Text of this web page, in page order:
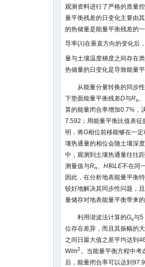
观测资料进行了严格的质量
量平衡残差的日变化主要由
的热储量是能量平衡残差的
导率(λ)在垂直方向的变化后
量与土壤温度梯度之间存在
热储量的日变化是导致能量
从能量分量转换的同步
下垫面能量平衡残差D与Rn、
算的能量闭合率增加0.7%，
7.592；用能量平衡比值表
明，将G相位前移能够在一
壤热通量的相位会随土壤深
中，观测到土壤热通量往往
测量值与Rn、 H和LE不在同
因此，在分析地表能量平衡
较好地解决其同步性问题，
量储存对地表能量平衡带来
利用谐波法计算的Gs与5
位存在差异，而且其振幅的
之间日最大值之差平均达到
W/m2。当能量平衡方程中考
后，能量闭合率可以达到